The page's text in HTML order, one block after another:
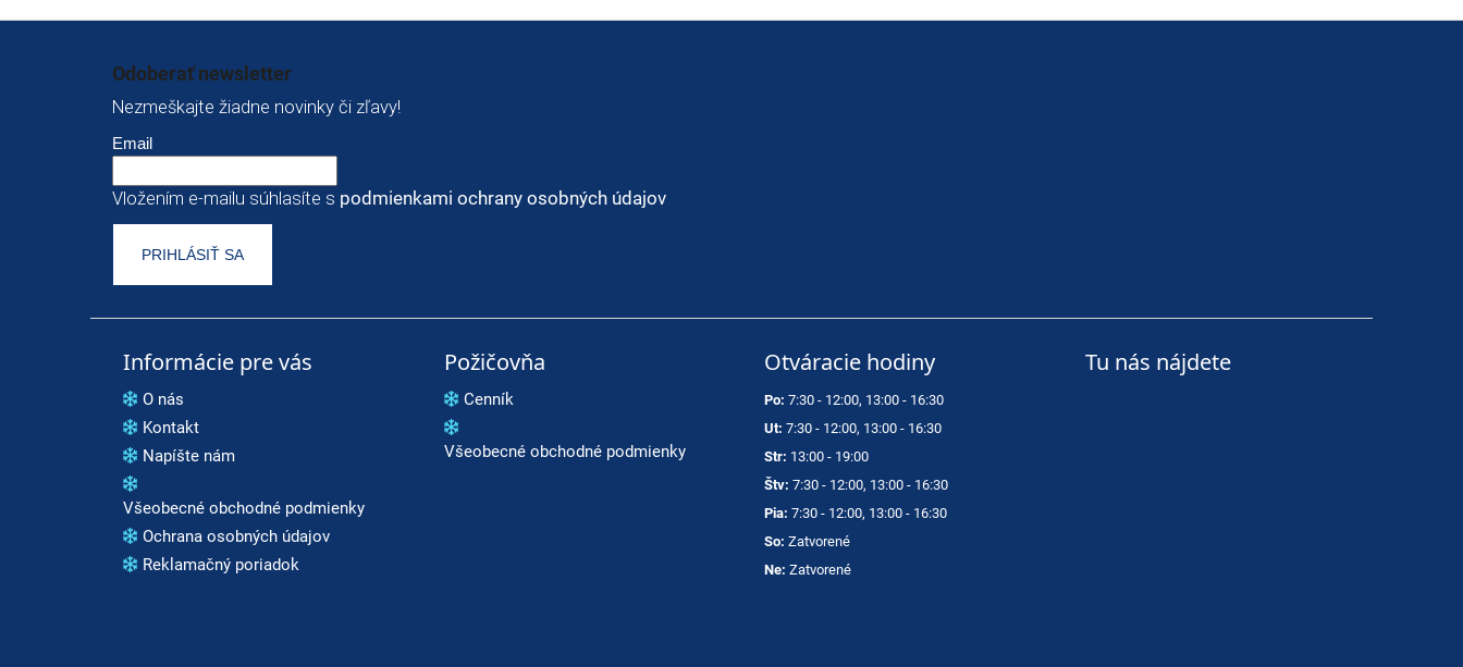
Odoberať newsletter
Nezmeškajte žiadne novinky či zľavy!
Email
Vložením e-mailu súhlasíte s podmienkami ochrany osobných údajov
PRIHLÁSIŤ SA
Informácie pre vás
O nás
Kontakt
Napíšte nám
Všeobecné obchodné podmienky
Ochrana osobných údajov
Reklamačný poriadok
Požičovňa
Cenník
Všeobecné obchodné podmienky
Otváracie hodiny
Po: 7:30 - 12:00, 13:00 - 16:30
Ut: 7:30 - 12:00, 13:00 - 16:30
Str: 13:00 - 19:00
Štv: 7:30 - 12:00, 13:00 - 16:30
Pia: 7:30 - 12:00, 13:00 - 16:30
So: Zatvorené
Ne: Zatvorené
Tu nás nájdete